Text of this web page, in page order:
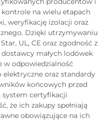
na wielu etapach
weryfikację izolacji oraz
Dzięki utrzymywaniu
UL, CE oraz zgodność z
małych lodówek
w odpowiedzialność
elektryczne oraz standardy
końcowych przed
system certyfikacji
że ich zakupy spełniają
obowiązujące na ich